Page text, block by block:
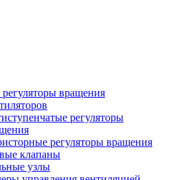
регуляторы вращения
регуляторы
регуляторы вращения
клапаны
узлы